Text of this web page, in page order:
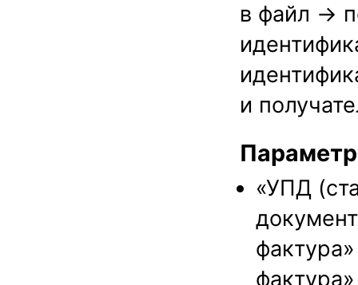
в файл →
и
«УПД